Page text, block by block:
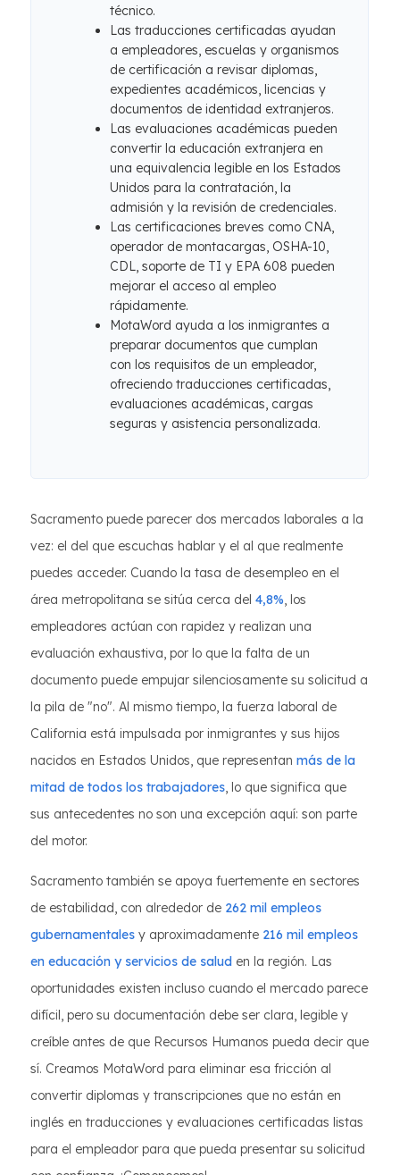
técnico.
Las traducciones certificadas ayudan
a empleadores, escuelas y organismos
de certificación a revisar diplomas,
expedientes académicos, licencias y
documentos de identidad extranjeros.
Las evaluaciones académicas pueden
convertir la educación extranjera en
una equivalencia legible en los Estados
Unidos para la contratación, la
admisión y la revisión de credenciales.
Las certificaciones breves como CNA,
operador de montacargas, OSHA-10,
CDL, soporte de TI y EPA 608 pueden
mejorar el acceso al empleo
rápidamente.
MotaWord ayuda a los inmigrantes a
preparar documentos que cumplan
con los requisitos de un empleador,
ofreciendo traducciones certificadas,
evaluaciones académicas, cargas
seguras y asistencia personalizada.
Sacramento puede parecer dos mercados laborales a la
vez: el del que escuchas hablar y el al que realmente
puedes acceder. Cuando la tasa de desempleo en el
área metropolitana se sitúa cerca del 4,8%, los
empleadores actúan con rapidez y realizan una
evaluación exhaustiva, por lo que la falta de un
documento puede empujar silenciosamente su solicitud a
la pila de "no". Al mismo tiempo, la fuerza laboral de
California está impulsada por inmigrantes y sus hijos
nacidos en Estados Unidos, que representan más de la
mitad de todos los trabajadores, lo que significa que
sus antecedentes no son una excepción aquí: son parte
del motor.
Sacramento también se apoya fuertemente en sectores
de estabilidad, con alrededor de 262 mil empleos
gubernamentales y aproximadamente 216 mil empleos
en educación y servicios de salud en la región. Las
oportunidades existen incluso cuando el mercado parece
difícil, pero su documentación debe ser clara, legible y
creíble antes de que Recursos Humanos pueda decir que
sí. Creamos MotaWord para eliminar esa fricción al
convertir diplomas y transcripciones que no están en
inglés en traducciones y evaluaciones certificadas listas
para el empleador para que pueda presentar su solicitud